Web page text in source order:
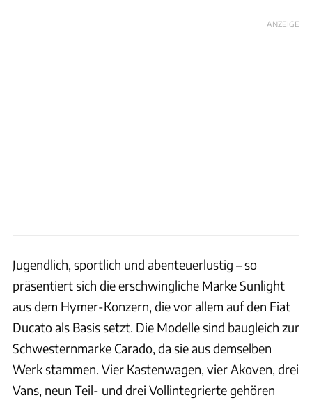
ANZEIGE
Jugendlich, sportlich und abenteuerlustig – so
präsentiert sich die erschwingliche Marke Sunlight
aus dem Hymer-Konzern, die vor allem auf den Fiat
Ducato als Basis setzt. Die Modelle sind baugleich zur
Schwesternmarke Carado, da sie aus demselben
Werk stammen. Vier Kastenwagen, vier Akoven, drei
Vans, neun Teil- und drei Vollintegrierte gehören